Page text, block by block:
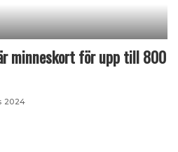
minneskort för upp till 800
2024